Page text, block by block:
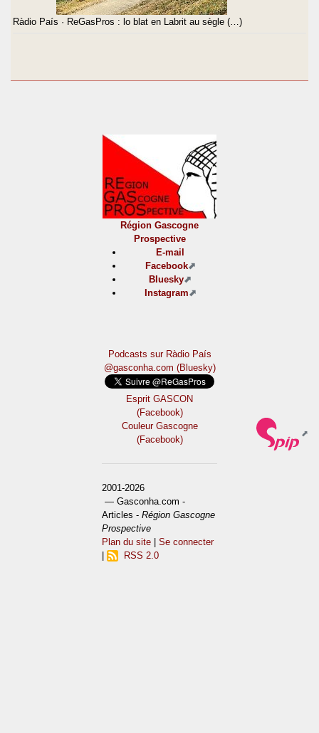
Ràdio País · ReGasPros : lo blat en Labrit au sègle (…)
Région Gascogne
Prospective
E-mail
Facebook
Bluesky
Instagram
Podcasts sur Ràdio País
@gasconha.com (Bluesky)
Esprit GASCON
(Facebook)
Couleur Gascogne
(Facebook)
2001-2026
— Gasconha.com -
Articles -Région Gascogne
Prospective
Plan du site |Se connecter
RSS 2.0